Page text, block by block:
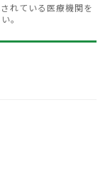
れている医療機関を
。